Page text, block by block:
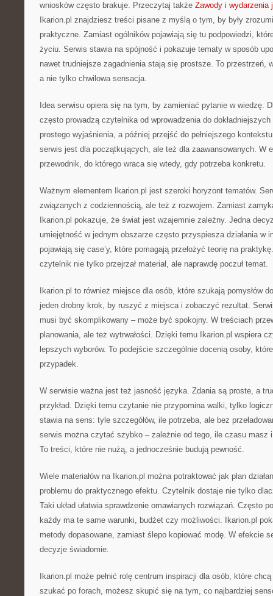
wniosków często brakuje. Przeczytaj także Zawody i wydarzenia
Ikarion.pl znajdziesz treści pisane z myślą o tym, by były
praktyczne. Zamiast ogólników pojawiają się tu podpowiedzi,
życiu. Serwis stawia na spójność i pokazuje tematy w sposób
nawet trudniejsze zagadnienia stają się prostsze. To przestrzeń,
a nie tylko chwilowa sensacja.
Idea serwisu opiera się na tym, by zamieniać pytanie w wiedzę.
często prowadzą czytelnika od wprowadzenia do
prostego wyjaśnienia, a później przejść do pełniejszego
serwis jest dla początkujących, ale też dla zaawansowanych. W
przewodnik, do którego wraca się wtedy, gdy potrzeba konkretu.
Ważnym elementem Ikarion.pl jest szeroki horyzont tematów.
związanych z codziennością, ale też z rozwojem. Zamiast
Ikarion.pl pokazuje, że świat jest wzajemnie zależny. Jedna
umiejętność w jednym obszarze często przyspiesza działania w
pojawiają się case’y, które pomagają przełożyć teorię na
czytelnik nie tylko przejrzał materiał, ale naprawdę poczuł temat.
Ikarion.pl to również miejsce dla osób, które szukają pomysłów
jeden drobny krok, by ruszyć z miejsca i zobaczyć rezultat.
musi być skomplikowany – może być spokojny. W treściach
planowania, ale też wytrwałości. Dzięki temu Ikarion.pl wspiera
lepszych wyborów. To podejście szczególnie docenią osoby,
przypadek.
W serwisie ważna jest też jasność języka. Zdania są proste, a
przykład. Dzięki temu czytanie nie przypomina walki, tylko
stawia na sens: tyle szczegółów, ile potrzeba, ale bez
serwis można czytać szybko – zależnie od tego, ile czasu masz
To treści, które nie nużą, a jednocześnie budują pewność.
Wiele materiałów na Ikarion.pl można potraktować jak plan
problemu do praktycznego efektu. Czytelnik dostaje nie tylko
Taki układ ułatwia sprawdzenie omawianych rozwiązań. Często
każdy ma te same warunki, budżet czy możliwości. Ikarion.pl
metody dopasowane, zamiast ślepo kopiować modę. W efekcie
decyzje świadomie.
Ikarion.pl może pełnić rolę centrum inspiracji dla osób, które
szukać po forach, możesz skupić się na tym, co najbardziej